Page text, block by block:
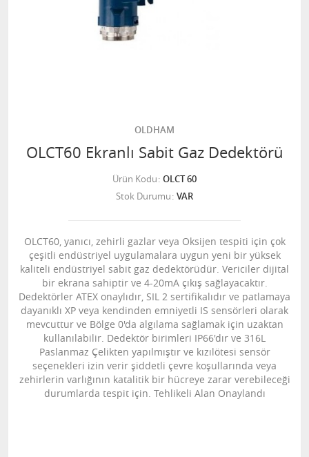
OLDHAM
OLCT60 Ekranlı Sabit Gaz Dedektörü
Ürün Kodu OLCT 60
Stok Durumu VAR
OLCT60, yanıcı, zehirli gazlar veya Oksijen tespiti için çok
çeşitli endüstriyel uygulamalara uygun yeni bir yüksek
kaliteli endüstriyel sabit gaz dedektörüdür. Vericiler dijital
bir ekrana sahiptir ve 4-20mA çıkış sağlayacaktır.
Dedektörler ATEX onaylıdır, SIL 2 sertifikalıdır ve patlamaya
dayanıklı XP veya kendinden emniyetli IS sensörleri olarak
mevcuttur ve Bölge 0'da algılama sağlamak için uzaktan
kullanılabilir. Dedektör birimleri IP66'dır ve 316L
Paslanmaz Çelikten yapılmıştır ve kızılötesi sensör
seçenekleri izin verir şiddetli çevre koşullarında veya
zehirlerin varlığının katalitik bir hücreye zarar verebileceği
durumlarda tespit için. Tehlikeli Alan Onaylandı